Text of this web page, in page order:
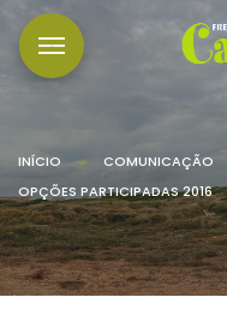
INÍCIO COMUNICAÇÃO
OPÇÕES PARTICIPADAS 2016